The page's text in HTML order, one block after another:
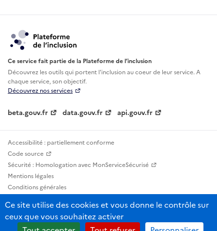
Ce service fait partie de la Plateforme de l’inclusion
Découvrez les outils qui portent l'inclusion aucoeur de leur service. A
chaque service, son objectif.
Découvrez nos services
beta.gouv.fr data.gouv.fr api.gouv.fr
Accessibilité : partiellement conforme
Code source
Sécurité : Homologation avec MonServiceSécurisé
Mentions légales
Conditions générales
Statistiques, lexiques et indicateurs
Sauf mention contraire, tous les contenus de ce site sont sous licence
Ce site utilise des cookies et vous donne le contrôle sur
ceux que vous souhaitez activer